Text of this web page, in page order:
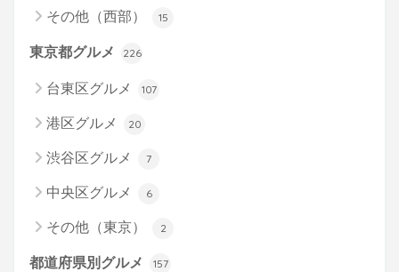
その他（西部） 15
東京都グルメ 226
台東区グルメ 107
港区グルメ 20
渋谷区グルメ 7
中央区グルメ 6
その他（東京） 2
都道府県別グルメ 157